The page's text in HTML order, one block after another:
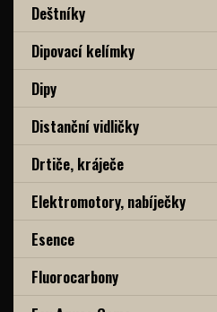
Deštníky
Dipovací kelímky
Dipy
Distanční vidličky
Drtiče, kráječe
Elektromotory, nabíječky
Esence
Fluorocarbony